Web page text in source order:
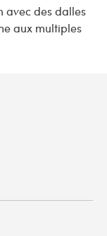
avec des dalles
aux multiples